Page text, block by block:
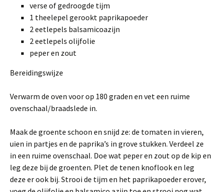
verse of gedroogde tijm
1 theelepel gerookt paprikapoeder
2 eetlepels balsamicoazijn
2 eetlepels olijfolie
peper en zout
Bereidingswijze
Verwarm de oven voor op 180 graden en vet een ruime
ovenschaal/braadslede in.
Maak de groente schoon en snijd ze: de tomaten in vieren,
uien in partjes en de paprika’s in grove stukken. Verdeel ze
in een ruime ovenschaal. Doe wat peper en zout op de kip en
leg deze bij de groenten. Plet de tenen knoflook en leg
deze er ook bij. Strooi de tijm en het paprikapoeder erover,